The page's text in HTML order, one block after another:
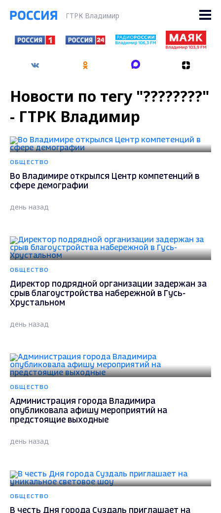
ГТРК Владимир
Новости по тегу "????????"
- ГТРК Владимир
ОБЩЕСТВО
Во Владимире открылся Центр компетенций в
сфере демографии
день назад
ОБЩЕСТВО
Директор подрядной организации задержан за
срыв благоустройства набережной в Гусь-
Хрустальном
день назад
ОБЩЕСТВО
Администрация города Владимира
опубликовала афишу мероприятий на
предстоящие выходные
день назад
ОБЩЕСТВО
В честь Дня города Суздаль приглашает на